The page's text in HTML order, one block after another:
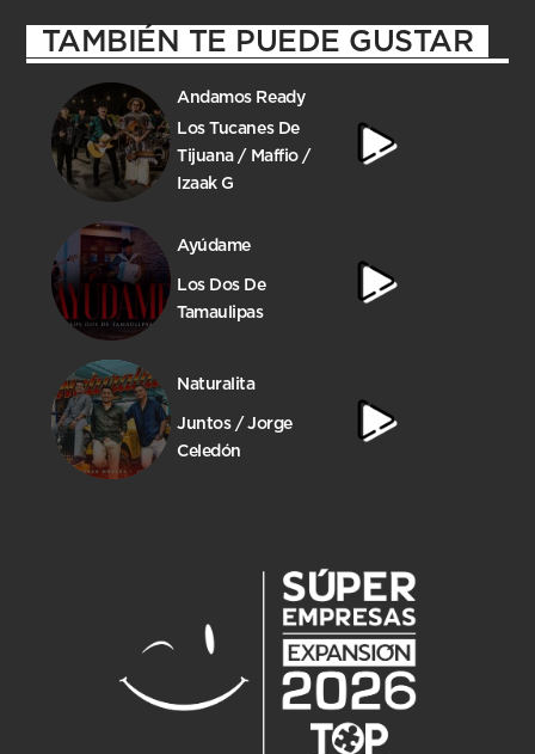
TAMBIÉN TE PUEDE GUSTAR
Andamos Ready
Los Tucanes De
Tijuana / Maffio /
Izaak G
Ayúdame
Los Dos De
Tamaulipas
Naturalita
Juntos / Jorge
Celedón